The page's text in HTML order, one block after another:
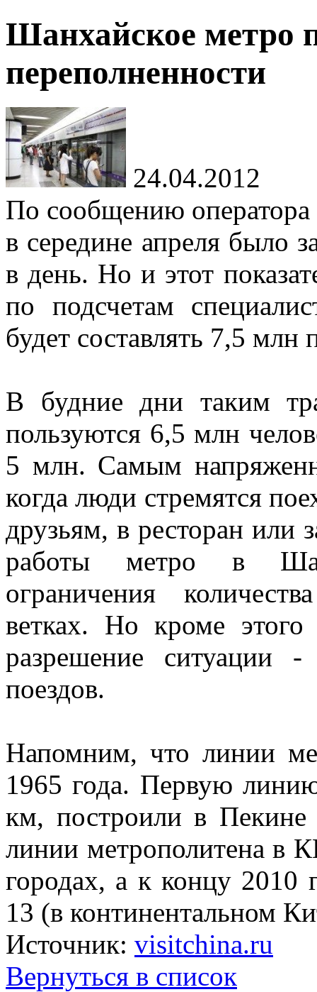
Шанхайское метро
переполненности
24.04.2012
По сообщению
в середине апреля было
в день. Но и этот
по подсчетам
будет составлять 7,5 млн
В будние дни таким
пользуются 6,5 млн
5 млн. Самым
когда люди стремятся
друзьям, в ресторан или
работы метро в
ограничения
ветках. Но кроме этого
разрешение ситуации
поездов.
Напомним, что линии
1965 года. Первую
км, построили в
линии метрополитена в
городах, а к концу 2010
13 (в континентальном
Источник: visitchina.ru
Вернуться в список